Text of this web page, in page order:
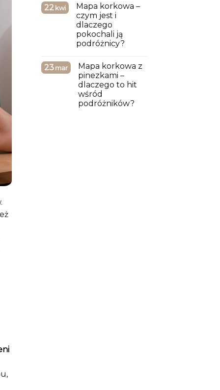
22 kwi
Mapa korkowa –
czym jest i
dlaczego
pokochali ją
podróżnicy?
23 mar
Mapa korkowa z
pinezkami –
dlaczego to hit
wśród
podróżników?